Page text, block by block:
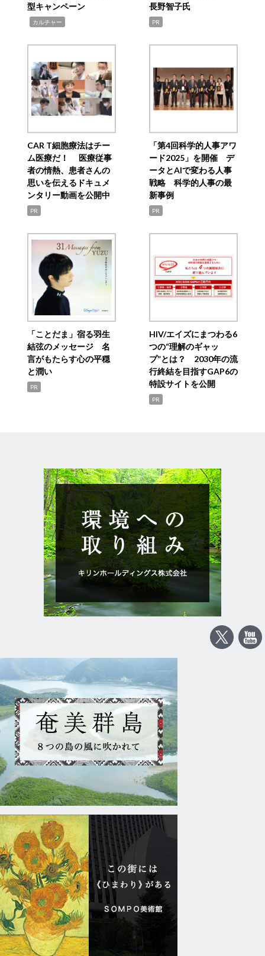
型キャンペーン
カルチャー
長野智子氏
PR
CAR T細胞療法はチー
ム医療だ！ 医療従事
者の情熱、患者さんの
思いを伝えるドキュメ
ンタリー動画を公開中
PR
「第4回科学的人事アワ
ード2025」を開催 デ
ータとAIで変わる人事
戦略 科学的人事の最
新事例
PR
「ことだま」宿る羽生
結弦のメッセージ 名
言がもたらす心の平穏
と潤い
PR
HIV/エイズにまつわる6
つの“理解のギャッ
プ”とは？ 2030年の流
行終結を目指すGAP6の
特設サイトを公開
PR